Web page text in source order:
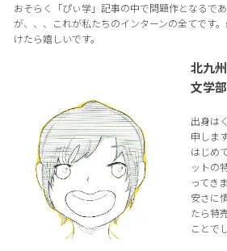
おそらく「ぴぃ学」記事の中で問題作となるで
が、、、これが私たちのインターンの全てです
けたら嬉しいです。
北九
文学
出身は
申しま
はじめ
ットの
ってき
安さに
たら特
ことで